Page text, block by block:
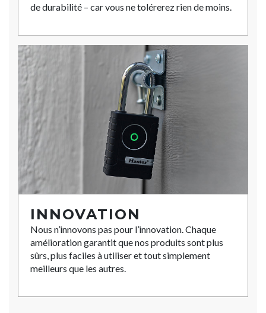
de durabilité – car vous ne tolérerez rien de moins.
INNOVATION
Nous n’innovons pas pour l’innovation. Chaque
amélioration garantit que nos produits sont plus
sûrs, plus faciles à utiliser et tout simplement
meilleurs que les autres.